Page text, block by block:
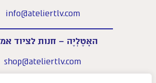
info@ateliertlv.com
האָטֶלְיֶה – חנות לציוד
shop@ateliertlv.com